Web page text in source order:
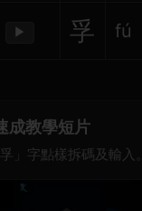
▶ 孚 fú
成教學短片
」字點樣拆碼及輸入。